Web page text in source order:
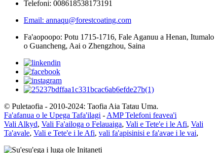
Telefoni: 008618538173191
Email: annaqu@forestcoating.com
Fa'aopoopo: Potu 1715-1716, Fale Aganuu a Henan, Itumalo
o Guancheng, Aai o Zhengzhou, Saina
© Puletaofia - 2010-2024: Taofia Aia Tatau Uma.
Fa'afanua o le Upega Tafa'ilagi - AMP Telefoni feavea'i
Vali Alkyd, Vali Fa'ailoga o Felauaiga, Vali e Tete'e i le Afi, Vali
Ta'avale, Vali e Tete'e i le Afi, vali fa'apisinisi e fa'avae i le vai,